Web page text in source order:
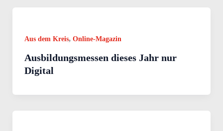
Aus dem Kreis, Online-Magazin
Ausbildungsmessen dieses Jahr nur
Digital